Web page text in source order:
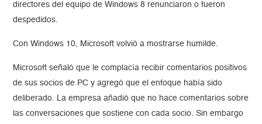
directores del equipo de Windows 8 renunciaron o fueron
despedidos.
Con Windows 10, Microsoft volvió a mostrarse humilde.
Microsoft señaló que le complacía recibir comentarios positivos
de sus socios de PC y agregó que el enfoque había sido
deliberado. La empresa añadió que no hace comentarios sobre
las conversaciones que sostiene con cada socio. Sin embargo